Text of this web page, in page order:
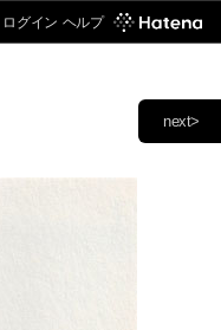
ログイン ヘルプ
next>